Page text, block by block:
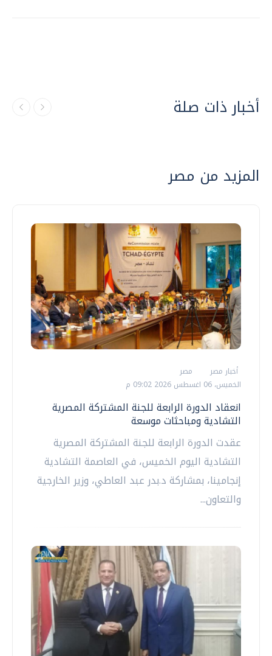
أخبار ذات صلة
المزيد من مصر
أخبار مصر
مصر
الخميس، 06 اغسطس 2026 09:02 م
انعقاد الدورة الرابعة للجنة المشتركة المصرية
التشادية ومباحثات موسعة
عقدت الدورة الرابعة للجنة المشتركة المصرية
التشادية اليوم الخميس، في العاصمة التشادية
إنجامينا، بمشاركة د.بدر عبد العاطي، وزير الخارجية
والتعاون...